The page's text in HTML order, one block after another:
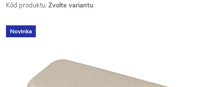
Kód produktu: Zvolte variantu
Novinka